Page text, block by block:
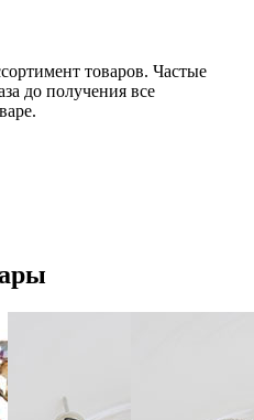
товаров. Частые
до получения все